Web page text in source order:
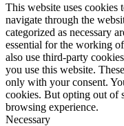
This website uses
navigate through the
categorized as necessary
essential for the working
also use third-party
you use this website.
only with your consent.
cookies. But opting out of
browsing experience.
Necessary